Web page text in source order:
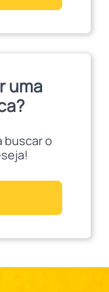
uma
buscar o